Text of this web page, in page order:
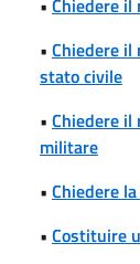
• Chiedere
stato civile
• Chiedere
militare
• Chiedere
• Costituire